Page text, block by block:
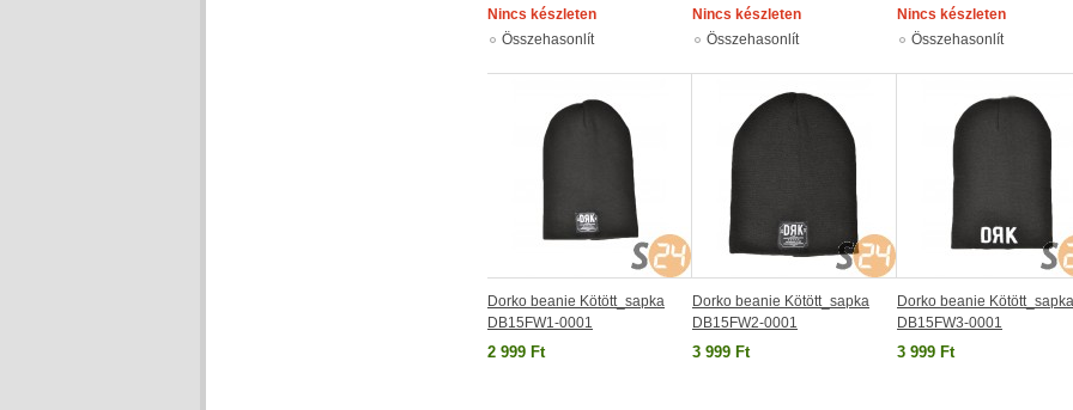
Nincs készleten
Összehasonlít
Nincs készleten
Összehasonlít
Nincs készleten
Összehasonlít
Dorko beanie Kötött_sapka
DB15FW1-0001
2 999 Ft
Dorko beanie Kötött_sapka
DB15FW2-0001
3 999 Ft
Dorko beanie Kötött_sapka
DB15FW3-0001
3 999 Ft